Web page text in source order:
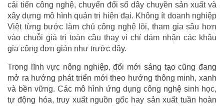
cải tiến công nghệ, chuyển đổi số dây chuyền sản xuất và
xây dựng mô hình quản trị hiện đại. Không ít doanh nghiệp
Việt từng bước làm chủ công nghệ lõi, tham gia sâu hơn
vào chuỗi giá trị toàn cầu thay vì chỉ đảm nhận các khâu
gia công đơn giản như trước đây.
Trong lĩnh vực nông nghiệp, đổi mới sáng tạo cũng đang
mở ra hướng phát triển mới theo hướng thông minh, xanh
và bền vững. Các mô hình ứng dụng công nghệ sinh học,
tự động hóa, truy xuất nguồn gốc hay sản xuất tuần hoàn